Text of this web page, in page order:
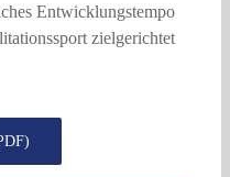
Entwicklungstempo
zielgerichtet